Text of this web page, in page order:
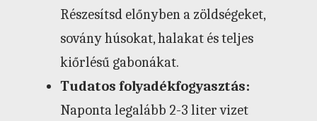
Részesítsd előnyben a zöldségeket,
sovány húsokat, halakat és teljes
kiőrlésű gabonákat.
Tudatos folyadékfogyasztás:
Naponta legalább 2-3 liter vizet